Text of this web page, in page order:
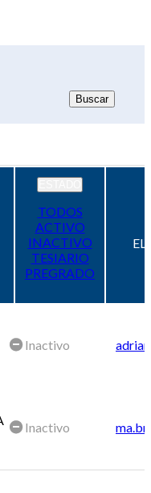
TODOS
ACTIVO
INACTIVO
TESIARIO
PREGRADO
Inactivo
Inactivo